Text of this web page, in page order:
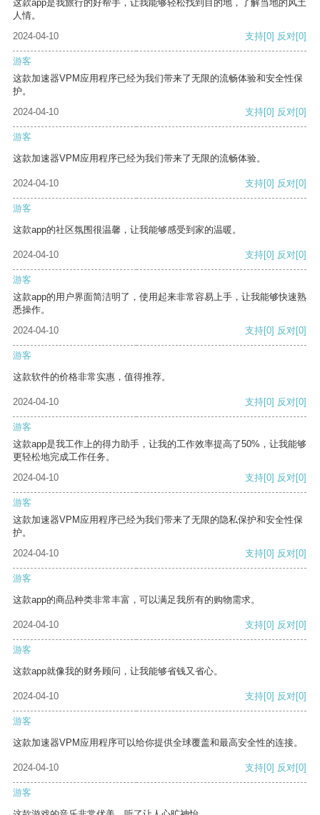
这款app是我旅行的好帮手，让我能够轻松找到目的地，了解当地的风土
人情。
2024-04-10
支持[0] 反对[0]
游客
这款加速器VPM应用程序已经为我们带来了无限的流畅体验和安全性保
护。
2024-04-10
支持[0] 反对[0]
游客
这款加速器VPM应用程序已经为我们带来了无限的流畅体验。
2024-04-10 支持[0] 反对[0]
游客
这款app的社区氛围很温馨，让我能够感受到家的温暖。
2024-04-10 支持[0] 反对[0]
游客
这款app的用户界面简洁明了，使用起来非常容易上手，让我能够快速熟
悉操作。
2024-04-10
支持[0] 反对[0]
游客
这款软件的价格非常实惠，值得推荐。
2024-04-10 支持[0] 反对[0]
游客
这款app是我工作上的得力助手，让我的工作效率提高了50%，让我能够
更轻松地完成工作任务。
2024-04-10
支持[0] 反对[0]
游客
这款加速器VPM应用程序已经为我们带来了无限的隐私保护和安全性保
护。
2024-04-10
支持[0] 反对[0]
游客
这款app的商品种类非常丰富，可以满足我所有的购物需求。
2024-04-10 支持[0] 反对[0]
游客
这款app就像我的财务顾问，让我能够省钱又省心。
2024-04-10 支持[0] 反对[0]
游客
这款加速器VPM应用程序可以给你提供全球覆盖和最高安全性的连接。
2024-04-10 支持[0] 反对[0]
游客